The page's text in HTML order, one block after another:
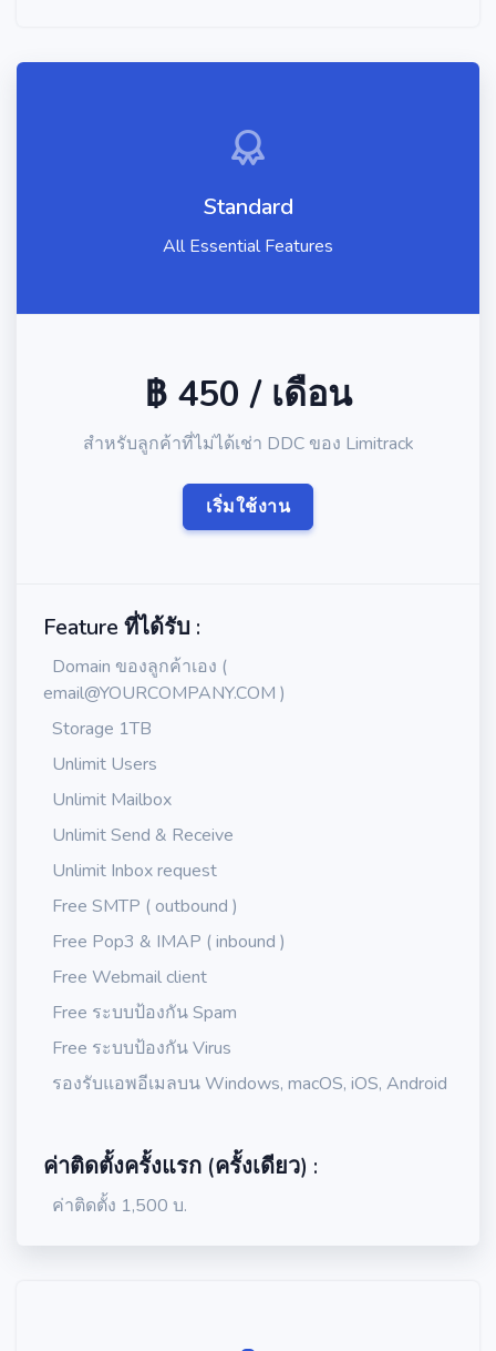
Standard
All Essential Features
฿ 450 / เดือน
สำหรับลูกค้าที่ไม่ได้เช่า DDC ของ Limitrack
เริ่มใช้งาน
Feature ที่ได้รับ :
Domain ของลูกค้าเอง (
email@YOURCOMPANY.COM )
Storage 1TB
Unlimit Users
Unlimit Mailbox
Unlimit Send & Receive
Unlimit Inbox request
Free SMTP ( outbound )
Free Pop3 & IMAP ( inbound )
Free Webmail client
Free ระบบป้องกัน Spam
Free ระบบป้องกัน Virus
รองรับแอพอีเมลบน Windows, macOS, iOS, Android
ค่าติดตั้งครั้งแรก (ครั้งเดียว) :
ค่าติดตั้ง 1,500 บ.